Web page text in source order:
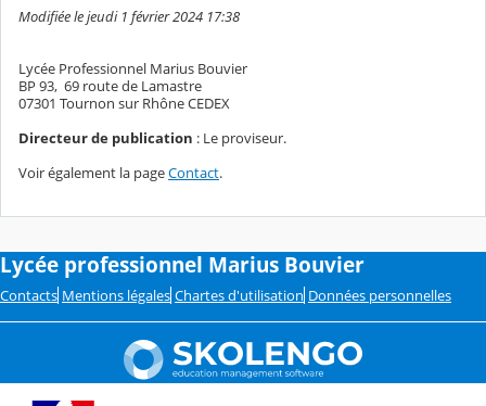
Modifiée le jeudi 1 février 2024 17:38
Lycée Professionnel Marius Bouvier
BP 93, 69 route de Lamastre
07301 Tournon sur Rhône CEDEX
Directeur de publication : Le proviseur.
Voir également la pageContact.
Lycée professionnel Marius Bouvier
Contacts Mentions légales Chartes d'utilisation Données personnelles